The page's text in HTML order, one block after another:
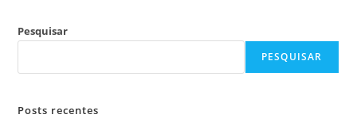
Pesquisar
PESQUISAR
Posts recentes